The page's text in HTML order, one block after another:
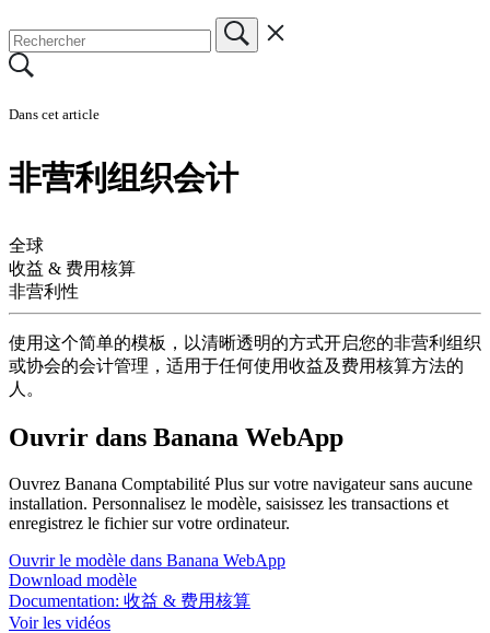
Dans cet article
非营利组织会计
全球
收益 & 费用核算
非营利性
使用这个简单的模板，以清晰透明的方式开启您的非营利组织
或协会的会计管理，适用于任何使用收益及费用核算方法的
人。
Ouvrir dans Banana WebApp
Ouvrez Banana Comptabilité Plus sur votre navigateur sans aucune
installation. Personnalisez le modèle, saisissez les transactions et
enregistrez le fichier sur votre ordinateur.
Ouvrir le modèle dans Banana WebApp
Download modèle
Documentation: 收益 & 费用核算
Voir les vidéos